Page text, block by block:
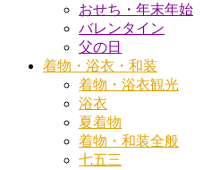
おせち・年末年始
バレンタイン
父の日
着物・浴衣・和装
着物・浴衣観光
浴衣
夏着物
着物・和装全般
七五三